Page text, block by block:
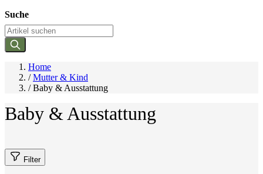
Suche
Home
/ Mutter & Kind
/ Baby & Ausstattung
Baby & Ausstattung
Filter